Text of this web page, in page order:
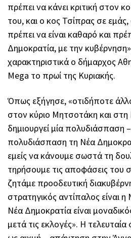
πρέπει να κάνει κριτική στον
του, και ο κος Τσίπρας σε
πρέπει να είναι καθαρό και
Δημοκρατία, με την
χαρακτηριστικά ο δήμαρχος
Mega το πρωί της Κυριακής.
Όπως εξήγησε, «οτιδήποτε
στον κύριο Μητσοτάκη και στη
δημιουργεί μία πολυδιάσπαση
πολυδιάσπαση τη Νέα
εμείς να κάνουμε σωστά τη
τηρήσουμε τις αποφάσεις του
ζητάμε προοδευτική
στρατηγικός αντίπαλος είναι
Νέα Δημοκρατία είναι
μετά τις εκλογές». Η